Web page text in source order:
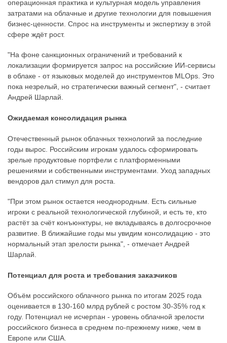
операционная практика и культурная модель управления
затратами на облачные и другие технологии для повышения
бизнес-ценности. Спрос на инструменты и экспертизу в этой
сфере ждёт рост.
"На фоне санкционных ограничений и требований к
локализации формируется запрос на российские ИИ-сервисы
в облаке - от языковых моделей до инструментов MLOps. Это
пока незрелый, но стратегически важный сегмент", - считает
Андрей Шарлай.
Ожидаемая консолидация рынка
Отечественный рынок облачных технологий за последние
годы вырос. Российским игрокам удалось сформировать
зрелые продуктовые портфели с платформенными
решениями и собственными инструментами. Уход западных
вендоров дал стимул для роста.
"При этом рынок остается неоднородным. Есть сильные
игроки с реальной технологической глубиной, и есть те, кто
растёт за счёт конъюнктуры, не вкладываясь в долгосрочное
развитие. В ближайшие годы мы увидим консолидацию - это
нормальный этап зрелости рынка", - отмечает Андрей
Шарлай.
Потенциал для роста и требования заказчиков
Объём российского облачного рынка по итогам 2025 года
оценивается в 130-160 млрд рублей с ростом 30-35% год к
году. Потенциал не исчерпан - уровень облачной зрелости
российского бизнеса в среднем по-прежнему ниже, чем в
Европе или США.